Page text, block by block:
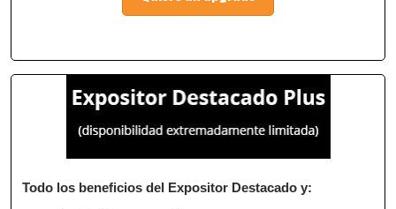
Todo los beneficios del Expositor Destacado y: